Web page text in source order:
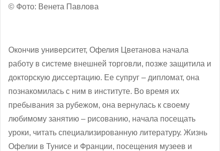
© Фото: Венета Павлова
Окончив университет, Офелия Цветанова начала
работу в системе внешней торговли, позже защитила и
докторскую диссертацию. Ее супруг – дипломат, она
познакомилась с ним в институте. Во время их
пребывания за рубежом, она вернулась к своему
любимому занятию – рисованию, начала посещать
уроки, читать специализированную литературу. Жизнь
Офелии в Тунисе и Франции, посещения музеев и